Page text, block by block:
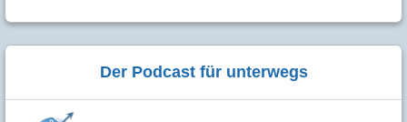
Der Podcast für unterwegs